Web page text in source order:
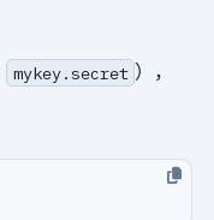
mykey.secret ），